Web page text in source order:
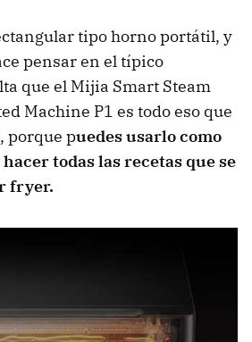
tipo horno portátil, y
pensar en el típico
que el Mijia Smart Steam
Machine P1 es todo eso que
porque puedes usarlo como
todas las recetas que se
fryer.